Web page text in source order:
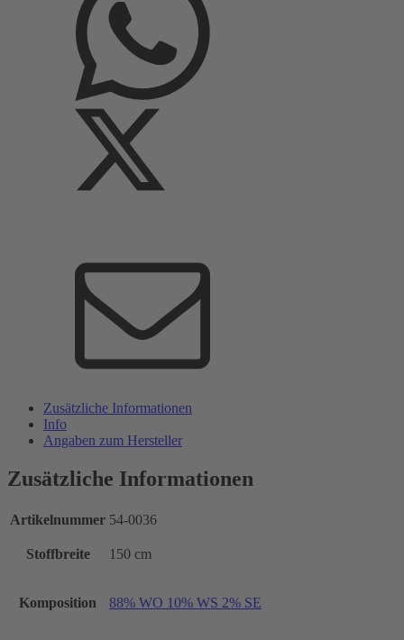
Zusätzliche Informationen
Info
Angaben zum Hersteller
Zusätzliche Informationen
Artikelnummer 54-0036
Stoffbreite 150 cm
Komposition 88% WO 10% WS 2% SE